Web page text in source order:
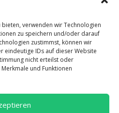
verwenden wir Technologien
zu speichern und/oder darauf
zustimmst, können wir
eindeutige IDs auf dieser Website
nicht erteilst oder
und Funktionen